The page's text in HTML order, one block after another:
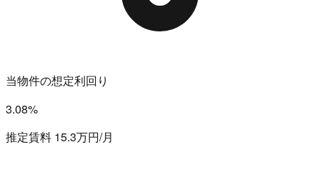
当物件の想定利回り
3.08%
推定賃料 15.3万円/月